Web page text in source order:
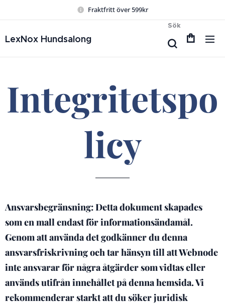
Fraktfritt över 599kr
LexNox Hundsalong
Sök
Integritetspo
licy
Ansvarsbegränsning: Detta dokument skapades
som en mall endast för informationsändamål.
Genom att använda det godkänner du denna
ansvarsfriskrivning och tar hänsyn till att Webnode
inte ansvarar för några åtgärder som vidtas eller
används utifrån innehållet på denna hemsida. Vi
rekommenderar starkt att du söker juridisk